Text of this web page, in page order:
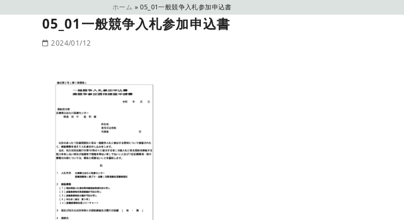
ホーム » 05_01一般競争入札参加申込書
05_01一般競争入札参加申込書
2024/01/12